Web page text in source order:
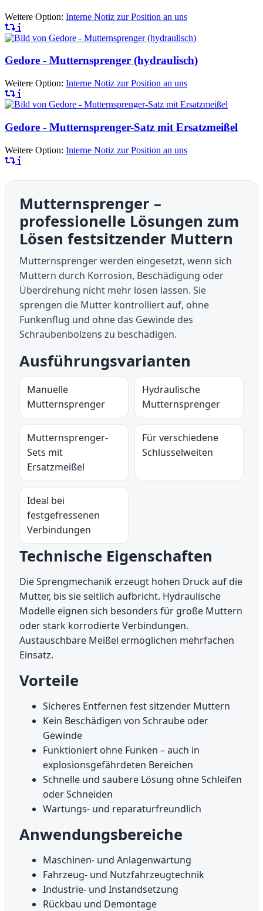
Weitere Option: Interne Notiz zur Position an uns
Gedore - Mutternsprenger (hydraulisch)
Weitere Option: Interne Notiz zur Position an uns
Gedore - Mutternsprenger-Satz mit Ersatzmeißel
Weitere Option: Interne Notiz zur Position an uns
Mutternsprenger –
professionelle Lösungen zum
Lösen festsitzender Muttern
Mutternsprenger werden eingesetzt, wenn sich
Muttern durch Korrosion, Beschädigung oder
Überdrehung nicht mehr lösen lassen. Sie
sprengen die Mutter kontrolliert auf, ohne
Funkenflug und ohne das Gewinde des
Schraubenbolzens zu beschädigen.
Ausführungsvarianten
Manuelle
Mutternsprenger
Hydraulische
Mutternsprenger
Mutternsprenger-
Sets mit
Ersatzmeißel
Für verschiedene
Schlüsselweiten
Ideal bei
festgefressenen
Verbindungen
Technische Eigenschaften
Die Sprengmechanik erzeugt hohen Druck auf die
Mutter, bis sie seitlich aufbricht. Hydraulische
Modelle eignen sich besonders für große Muttern
oder stark korrodierte Verbindungen.
Austauschbare Meißel ermöglichen mehrfachen
Einsatz.
Vorteile
Sicheres Entfernen fest sitzender Muttern
Kein Beschädigen von Schraube oder
Gewinde
Funktioniert ohne Funken – auch in
explosionsgefährdeten Bereichen
Schnelle und saubere Lösung ohne Schleifen
oder Schneiden
Wartungs- und reparaturfreundlich
Anwendungsbereiche
Maschinen- und Anlagenwartung
Fahrzeug- und Nutzfahrzeugtechnik
Industrie- und Instandsetzung
Rückbau und Demontage